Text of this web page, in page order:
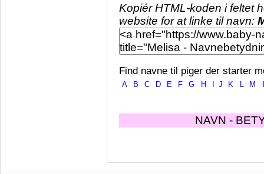
Kopiér HTML-koden i feltet
website for at linke til navn:
Find navne til piger der starter
A B C D E F G H J K L M
NAVN -